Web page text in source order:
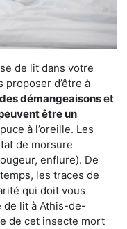
de lit dans votre
proposer d’être à
des démangeaisons et
être un
à l’oreille. Les
de morsure
enflure). De
les traces de
qui doit vous
de lit à Athis-de-
de cet insecte mort